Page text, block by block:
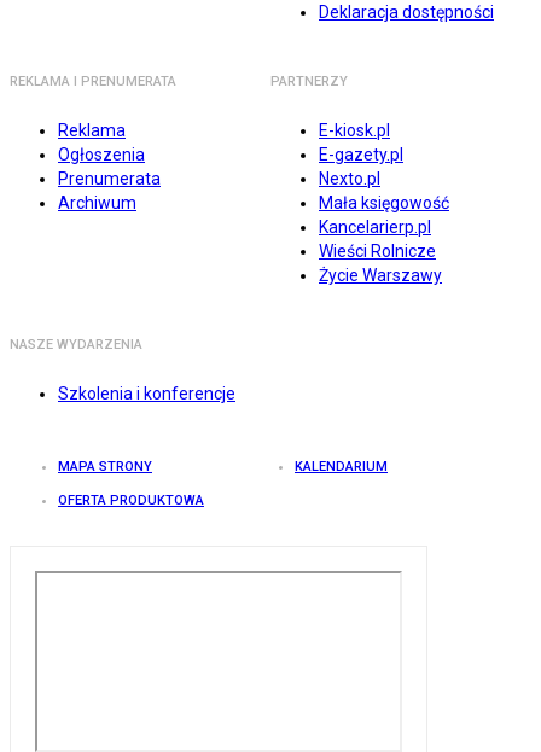
Deklaracja dostępności
REKLAMA I PRENUMERATA
Reklama
Ogłoszenia
Prenumerata
Archiwum
PARTNERZY
E-kiosk.pl
E-gazety.pl
Nexto.pl
Mała księgowość
Kancelarierp.pl
Wieści Rolnicze
Życie Warszawy
NASZE WYDARZENIA
Szkolenia i konferencje
MAPA STRONY KALENDARIUM
OFERTA PRODUKTOWA